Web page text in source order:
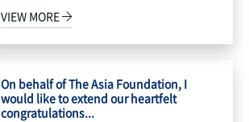
VIEW MORE
On behalf of The Asia Foundation, I
would like to extend our heartfelt
congratulations...